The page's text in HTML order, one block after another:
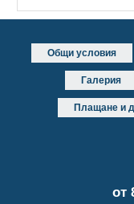
Общи условия
Галерия
Плащане и
от